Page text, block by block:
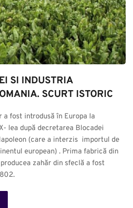
SI INDUSTRIA
SCURT ISTORIC
lea după decretarea Blocadei
(care a interzis  importul de
european) . Prima fabrică din
zahăr din sfeclă a fost